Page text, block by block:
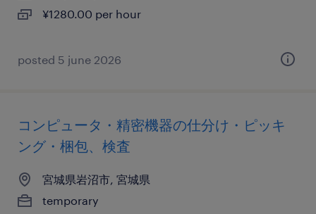
¥1280.00 per hour
posted 5 june 2026
コンピュータ・精密機器の仕分け・ピッキ
ング・梱包、検査
宮城県岩沼市, 宮城県
temporary